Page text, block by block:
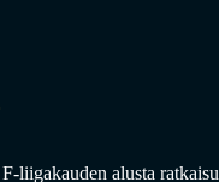
liigakauden alusta